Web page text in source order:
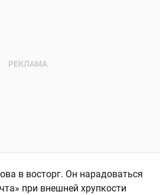
в восторг. Он нарадоваться
при внешней хрупкости